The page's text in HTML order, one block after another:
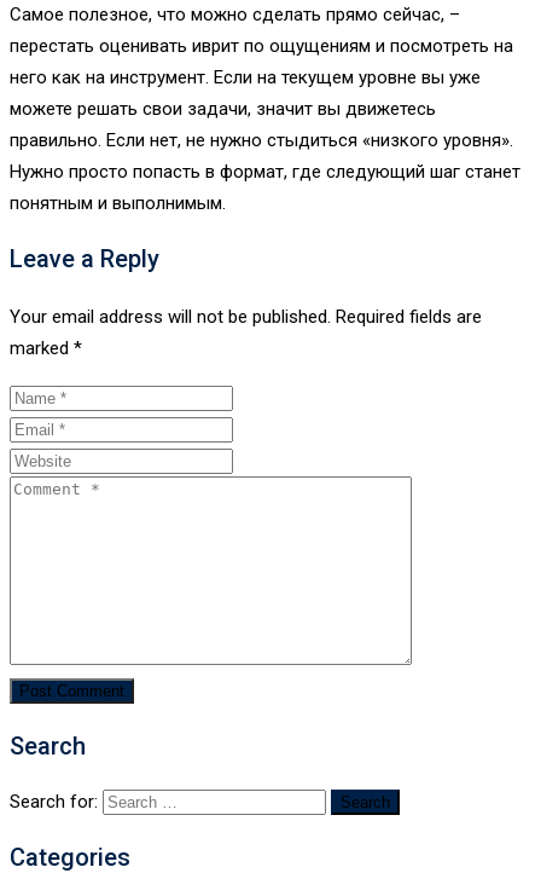
Самое полезное, что можно сделать прямо сейчас, –
перестать оценивать иврит по ощущениям и посмотреть на
него как на инструмент. Если на текущем уровне вы уже
можете решать свои задачи, значит вы движетесь
правильно. Если нет, не нужно стыдиться «низкого уровня».
Нужно просто попасть в формат, где следующий шаг станет
понятным и выполнимым.
Leave a Reply
Your email address will not be published. Required fields are
marked *
Search
Search for:
Categories